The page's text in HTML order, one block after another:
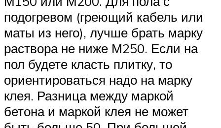
подогревом (греющий кабель или
маты из него), лучше брать марку
раствора не ниже М250. Если на
пол будете класть плитку, то
ориентироваться надо на марку
клея. Разница между маркой
бетона и маркой клея не может